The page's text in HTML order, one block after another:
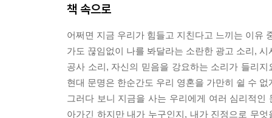
책 속으로
어쩌면 지금 우리가 힘들고 지친다고 느끼는 이유
가도 끊임없이 나를 봐달라는 소란한 광고 소리,
공사 소리, 자신의 믿음을 강요하는 소리가 들리
현대 문명은 한순간도 우리 영혼을 가만히 쉴 수 없
그러다 보니 지금을 사는 우리에게 여러 심리적
아가긴 하지만 내가 누구인지, 내가 진정으로 무